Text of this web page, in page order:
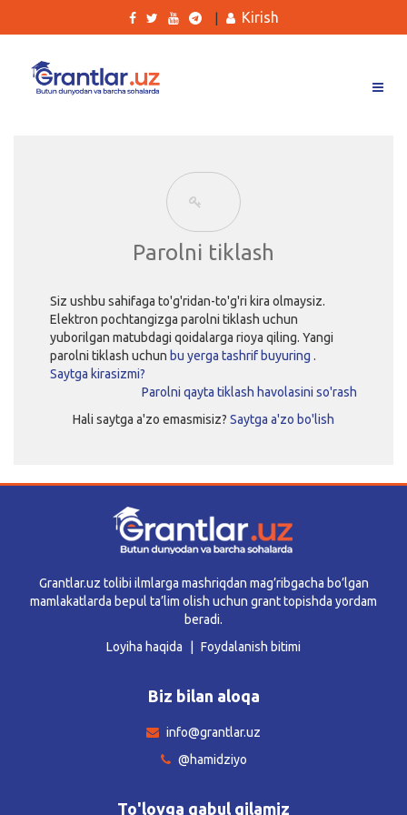
Yana
Kirish
Parolni tiklash
Siz ushbu sahifaga to'g'ridan-to'g'ri kira olmaysiz.
Elektron pochtangizga parolni tiklash uchun
yuborilgan matubdagi qoidalarga rioya qiling. Yangi
parolni tiklash uchun bu yerga tashrif buyuring .
Saytga kirasizmi?
Parolni qayta tiklash havolasini so'rash
Hali saytga a'zo emasmisiz? Saytga a'zo bo'lish
Grantlar.uz tolibi ilmlarga mashriqdan mag’ribgacha bo’lgan
mamlakatlarda bepul ta’lim olish uchun grant topishda yordam
beradi.
Loyiha haqida
Foydalanish bitimi
Biz bilan aloqa
info@grantlar.uz
@hamidziyo
To'lovga qabul qilamiz